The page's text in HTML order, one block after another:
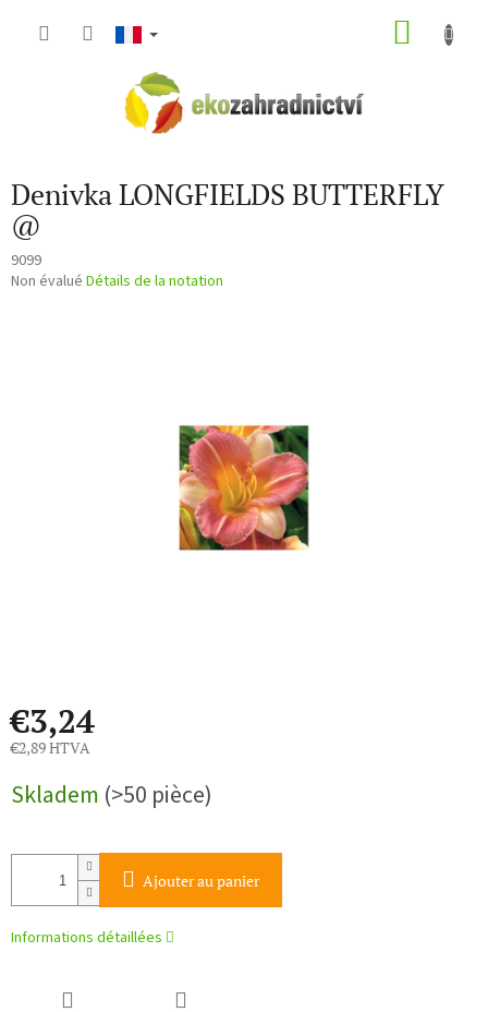
Denivka LONGFIELDS BUTTERFLY
@
9099
L'évaluation
Non évalué Détails de la notation
€3,24
€2,89 HTVA
de
Skladem (>50 pièce)
Ajouter au panier
Informations détaillées